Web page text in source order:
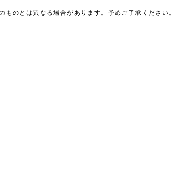
のとは異なる場合があります。予めご了承ください。